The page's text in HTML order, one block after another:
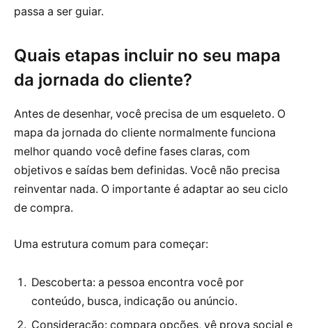
passa a ser guiar.
Quais etapas incluir no seu mapa
da jornada do cliente?
Antes de desenhar, você precisa de um esqueleto. O
mapa da jornada do cliente normalmente funciona
melhor quando você define fases claras, com
objetivos e saídas bem definidas. Você não precisa
reinventar nada. O importante é adaptar ao seu ciclo
de compra.
Uma estrutura comum para começar:
Descoberta: a pessoa encontra você por
conteúdo, busca, indicação ou anúncio.
Consideração: compara opções, vê prova social e